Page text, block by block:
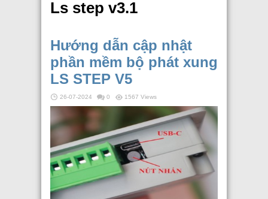
Ls step v3.1
Hướng dẫn cập nhật
phần mềm bộ phát xung
LS STEP V5
26-07-2024 0 1567 Views